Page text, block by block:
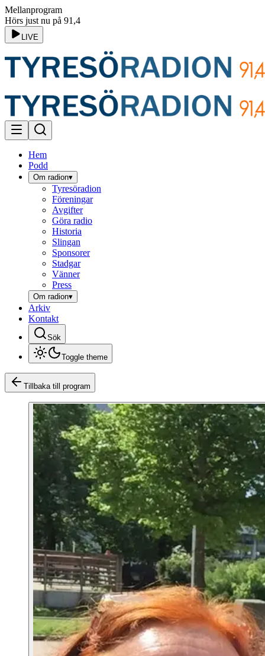
Mellanprogram
Hörs just nu på 91,4
LIVE
Hem
Podd
Om radion▾
Tyresöradion
Föreningar
Avgifter
Göra radio
Historia
Slingan
Sponsorer
Stadgar
Vänner
Press
Om radion▾
Arkiv
Kontakt
Sök
Toggle theme
Tillbaka till program